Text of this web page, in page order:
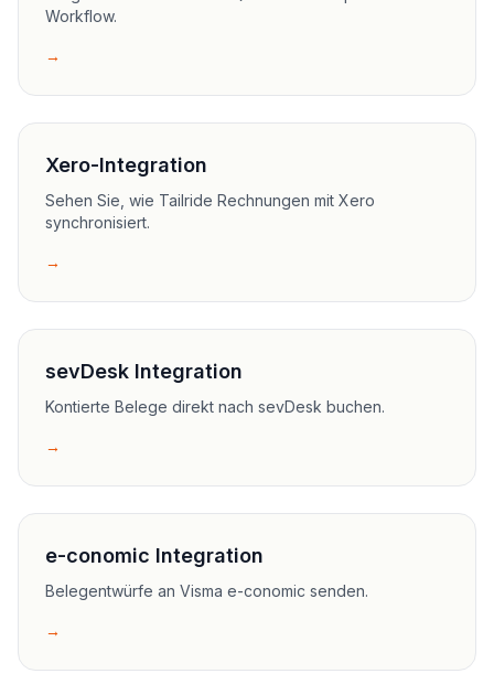
Workflow.
→
Xero-Integration
Sehen Sie, wie Tailride Rechnungen mit Xero
synchronisiert.
→
sevDesk Integration
Kontierte Belege direkt nach sevDesk buchen.
→
e-conomic Integration
Belegentwürfe an Visma e-conomic senden.
→